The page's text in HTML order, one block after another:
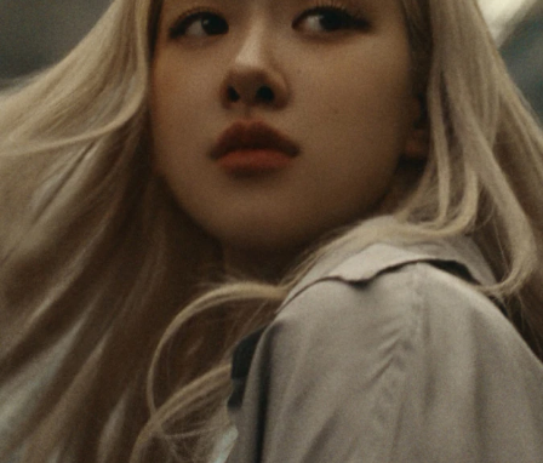
PAUSED,
PLEASE
PRESS
TO
PLAY
IS
MUTED,
PLEASE
PRESS
UNMUTE
로제는 끊임없이 세상을 탐험하며, 모든 여정마다
새로운 비전을 찾으며 스스로에게 끊임없이 영감을
줍니다. 새로운 여행지를 방문할 때마다 로제는 가
장 의미 있는 방식으로 세상과 자신을 발견해 나가
고 있습니다.
로제의 클래식 캐빈은 그녀가 수집한 모든 이야기
를 떠올리게 하고, 스티커 하나하나에는 그녀의 여
행을 상징하는 스크래치와 흠집이 담겨 있습니다.